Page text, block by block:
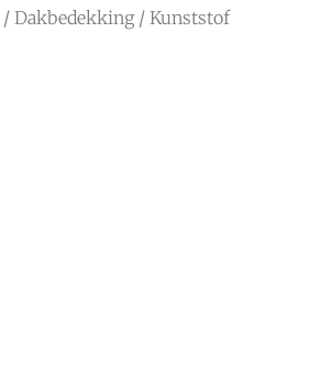
/ Dakbedekking/ Kunststof